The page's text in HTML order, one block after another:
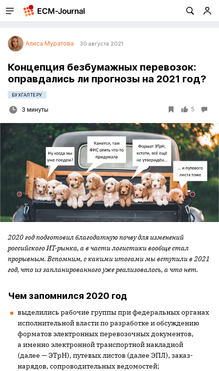
Алиса Муратова 30 августа 2021
Концепция безбумажных перевозок:
оправдались ли прогнозы на 2021 год?
БУХГАЛТЕРУ
3 минуты 5
2020 год подготовил благодатную почву для изменений
российского ИТ-рынка, а в части логистики вообще стал
прорывным. Вспомним, с какими итогами мы вступили в 2021
год, что из запланированного уже реализовалось, а что нет.
Чем запомнился 2020 год
выделились рабочие группы при федеральных органах
исполнительной власти по разработке и обсуждению
форматов электронных перевозочных документов,
а именно электронной транспортной накладной
(далее — ЭТрН), путевых листов (далее ЭПЛ), заказ-
нарядов, сопроводительных ведомостей;